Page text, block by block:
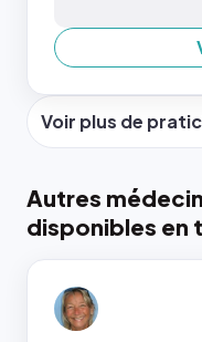
Voir plus de
Autres
disponibles en